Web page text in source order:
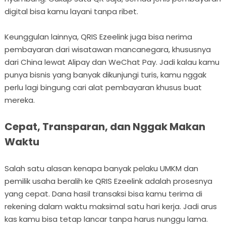
digital bisa kamu layani tanpa ribet.
Keunggulan lainnya, QRIS Ezeelink juga bisa nerima
pembayaran dari wisatawan mancanegara, khususnya
dari China lewat Alipay dan WeChat Pay. Jadi kalau kamu
punya bisnis yang banyak dikunjungi turis, kamu nggak
perlu lagi bingung cari alat pembayaran khusus buat
mereka.
Cepat, Transparan, dan Nggak Makan
Waktu
Salah satu alasan kenapa banyak pelaku UMKM dan
pemilik usaha beralih ke QRIS Ezeelink adalah prosesnya
yang cepat. Dana hasil transaksi bisa kamu terima di
rekening dalam waktu maksimal satu hari kerja. Jadi arus
kas kamu bisa tetap lancar tanpa harus nunggu lama.